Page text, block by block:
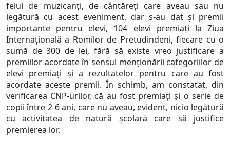
felul de muzicanți, de cântăreți care aveau sau nu
legătură cu acest eveniment, dar s-au dat și premii
importante pentru elevi, 104 elevi premiați la Ziua
Internațională a Romilor de Pretudindeni, fiecare cu o
sumă de 300 de lei, fără să existe vreo justificare a
premiilor acordate în sensul menționării categoriilor de
elevi premiați și a rezultatelor pentru care au fost
acordate aceste premii. În schimb, am constatat, din
verificarea CNP-urilor, că au fost premiați și o serie de
copii între 2-6 ani, care nu aveau, evident, nicio legătură
cu activitatea de natură școlară care să justifice
premierea lor.